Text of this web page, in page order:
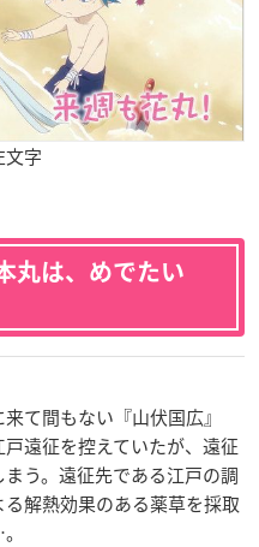
文字
丸は、めでたい
て間もない『山伏国広』
遠征を控えていたが、遠征
う。遠征先である江戸の調
解熱効果のある薬草を採取